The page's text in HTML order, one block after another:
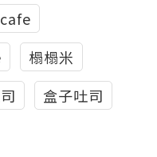
榻榻米
盒子吐司